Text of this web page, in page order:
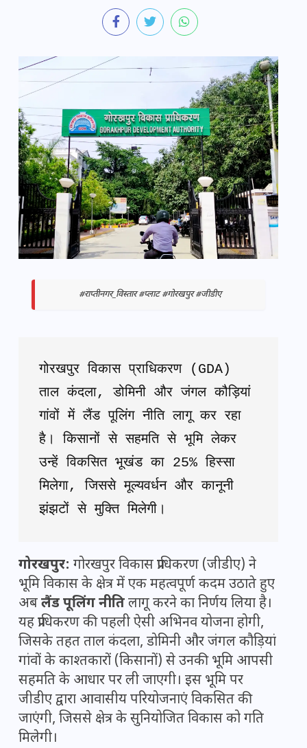
#राप्तीनगर_विस्तार #प्लाट #गोरखपुर #जीडीए
गोरखपुर विकास प्राधिकरण (GDA)
ताल कंदला, डोमिनी और जंगल कौड़ियां
गांवों में लैंड पूलिंग नीति लागू कर रहा
है। किसानों से सहमति से भूमि लेकर
उन्हें विकसित भूखंड का 25% हिस्सा
मिलेगा, जिससे मूल्यवर्धन और कानूनी
झंझटों से मुक्ति मिलेगी।
गोरखपुर: गोरखपुर विकास प्राधिकरण (जीडीए) ने
भूमि विकास के क्षेत्र में एक महत्वपूर्ण कदम उठाते हुए
अबलैंड पूलिंग नीतिलागू करने का निर्णय लिया है।
यह प्राधिकरण की पहली ऐसी अभिनव योजना होगी,
जिसके तहत ताल कंदला, डोमिनी और जंगल कौड़ियां
गांवों के काश्तकारों (किसानों) से उनकी भूमि आपसी
सहमति के आधार पर ली जाएगी। इस भूमि पर
जीडीए द्वारा आवासीय परियोजनाएं विकसित की
जाएंगी, जिससे क्षेत्र के सुनियोजित विकास को गति
मिलेगी।